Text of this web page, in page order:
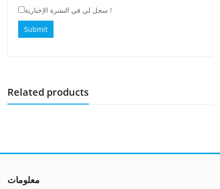
سجل لي في النشرة الإخبارية !
Related products
معلومات